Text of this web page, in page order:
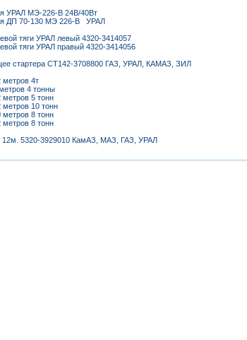
УРАЛ МЭ-226-В 24В/40Вт
ДП 70-130 МЭ 226-В УРАЛ
тяги УРАЛ левый 4320-3414057
тяги УРАЛ правый 4320-3414056
стартера СТ142-3708800 ГАЗ, УРАЛ, КАМАЗ, ЗИЛ
метров 4т
4 тонны
метров 5 тонн
метров 10 тонн
метров 8 тонн
метров 8 тонн
12м. 5320-3929010 КамАЗ, МАЗ, ГАЗ, УРАЛ